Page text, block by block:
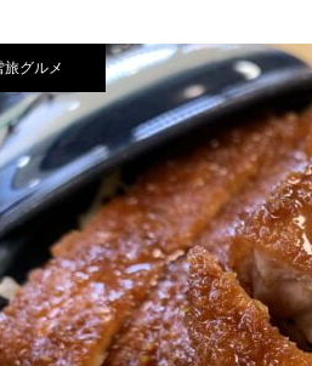
カワバンガ！川場ス
行ってきました！
うまく行くかどうか
重。ほか、小ネタ集
4。
車のフロントガラス
が入って交換した件。
フィックスポイント
ースキャリアを自分
てみました！
保護中: オレたちトモ
北海道幌加内町ほろ
キー場について。
穴場化してる！妙高
温泉アルペンブリッ
ー場でパウパウ！
景色良好！群馬県獅
山BCツアーに行って
た！
好きなことしかしな
024。オレの旭川スノ
旅グルメ